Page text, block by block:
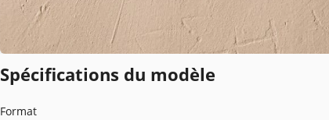
Spécifications du modèle
Format